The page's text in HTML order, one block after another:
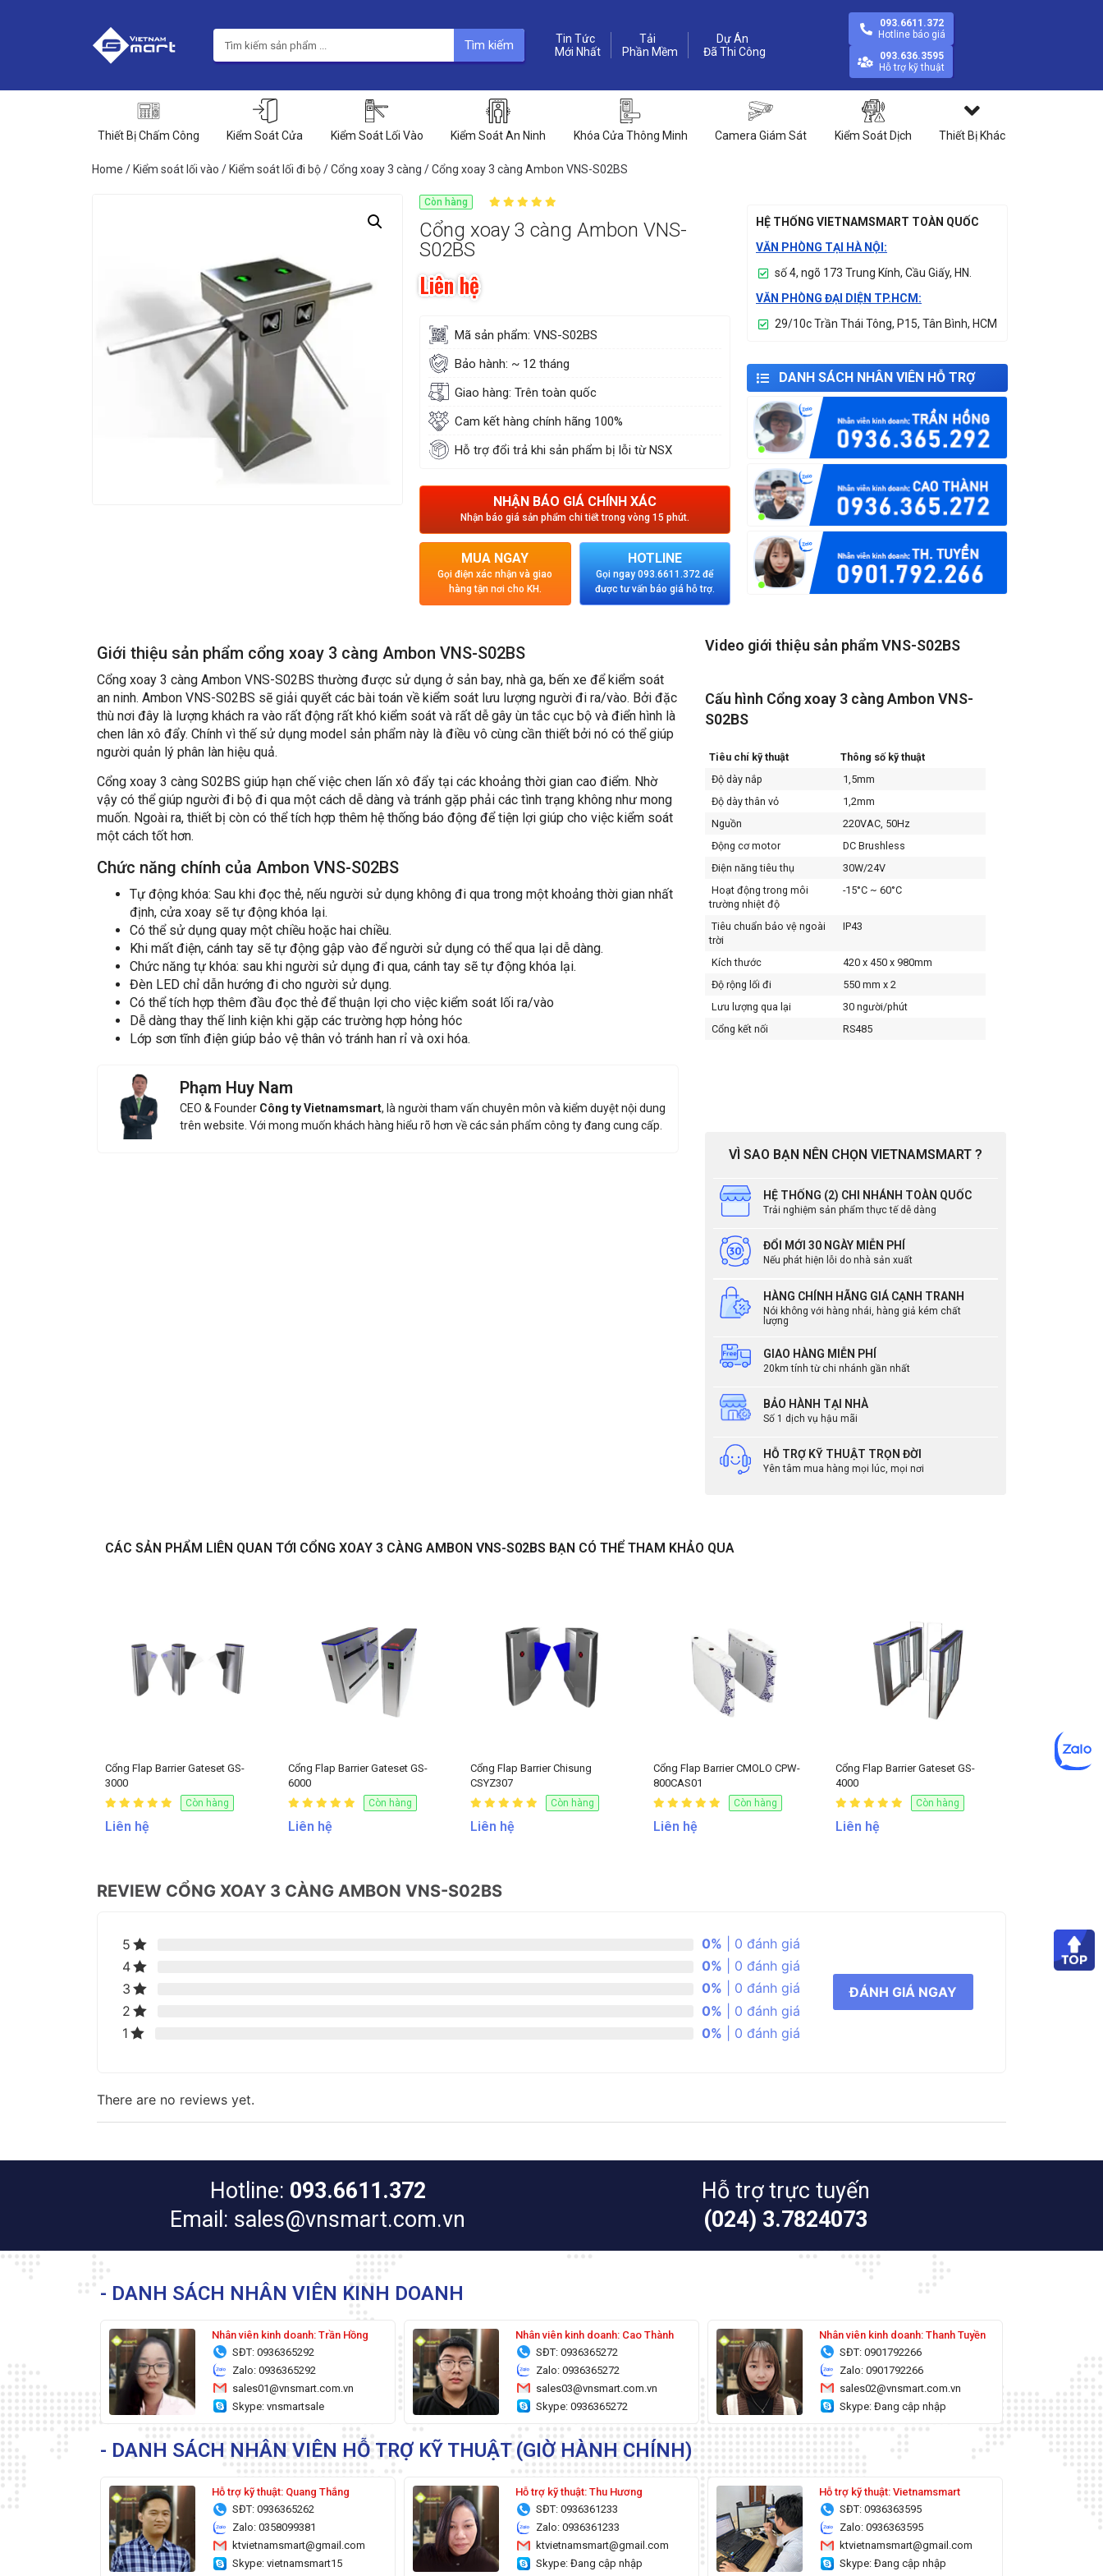
Tìm kiếm
Tin Tức
Phần Mềm
Dự Án
093.6611.372
Hotline báo giá
093.636.3595
Hỗ trợ kỹ thuật
Thiết Bị Chấm Công Kiểm Soát Cửa Kiểm Soát Lối Vào Kiểm Soát An Ninh Khóa Cửa Thông Minh Camera Giám Sát Kiểm Soát Dịch Thiết Bị Khác
Home / Kiểm soát lối vào / Kiểm soát lối đi bộ/Cổng xoay 3 càng / Cổng xoay 3 càng Ambon VNS-S02BS
Còn hàng
Cổng xoay 3 càng Ambon VNS-
S02BS
Liên hệ
Mã sản phẩm: VNS-S02BS
Bảo hành: ~ 12 tháng
Giao hàng: Trên toàn quốc
Cam kết hàng chính hãng 100%
Hỗ trợ đổi trả khi sản phẩm bị lỗi từ NSX
NHẬN BÁO GIÁ CHÍNH XÁC
Nhận báo giá sản phẩm chi tiết trong vòng 15 phút.
MUA NGAY
Gọi điện xác nhận và giao
hàng tận nơi cho KH.
HOTLINE
Gọi ngay 093.6611.372 để
được tư vấn báo giá hỗ trợ.
HỆ THỐNG VIETNAMSMART TOÀN QUỐC
VĂN PHÒNG TẠI HÀ NỘI:
số 4, ngõ 173 Trung Kính, Cầu Giấy, HN.
VĂN PHÒNG ĐẠI DIỆN TP.HCM:
29/10c Trần Thái Tông, P15, Tân Bình, HCM
DANH SÁCH NHÂN VIÊN HỖ TRỢ
Giới thiệu sản phẩm cổng xoay 3 càng Ambon VNS-S02BS
Cổng xoay 3 càng Ambon VNS-S02BS thường được sử dụng ở sản bay, nhà ga, bến xe để kiểm soát
an ninh. Ambon VNS-S02BS sẽ giải quyết các bài toán về kiểm soát lưu lượng người đi ra/vào. Bởi đặc
thù nơi đây là lượng khách ra vào rất động rất khó kiểm soát và rất dễ gây ùn tắc cục bộ và điển hình là
chen lân xô đẩy. Chính vì thế sử dụng model sản phẩm này là điều vô cùng cần thiết bởi nó có thể giúp
người quản lý phân làn hiệu quả.
Cổng xoay 3 càng S02BS giúp hạn chế việc chen lấn xô đẩy tại các khoảng thời gian cao điểm. Nhờ
vậy có thể giúp người đi bộ đi qua một cách dễ dàng và tránh gặp phải các tình trạng không như mong
muốn. Ngoài ra, thiết bị còn có thể tích hợp thêm hệ thống báo động để tiện lợi giúp cho việc kiểm soát
một cách tốt hơn.
Chức năng chính của Ambon VNS-S02BS
Tự động khóa: Sau khi đọc thẻ, nếu người sử dụng không đi qua trong một khoảng thời gian nhất
định, cửa xoay sẽ tự động khóa lại.
Có thể sử dụng quay một chiều hoặc hai chiều.
Khi mất điện, cánh tay sẽ tự động gập vào để người sử dụng có thể qua lại dễ dàng.
Chức năng tự khóa: sau khi người sử dụng đi qua, cánh tay sẽ tự động khóa lại.
Đèn LED chỉ dẫn hướng đi cho người sử dụng.
Có thể tích hợp thêm đầu đọc thẻ để thuận lợi cho việc kiểm soát lối ra/vào
Dễ dàng thay thế linh kiện khi gặp các trường hợp hỏng hóc
Lớp sơn tĩnh điện giúp bảo vệ thân vỏ tránh han rỉ và oxi hóa.
Phạm Huy Nam
CEO & Founder Công ty Vietnamsmart, là người tham vấn chuyên môn và kiểm duyệt nội dung
trên website. Với mong muốn khách hàng hiểu rõ hơn về các sản phẩm công ty đang cung cấp.
Video giới thiệu sản phẩm VNS-S02BS
Cấu hình Cổng xoay 3 càng Ambon VNS-
S02BS
Tiêu chí kỹ thuật
Thông số kỹ thuật
Độ dày nắp
1,5mm
Độ dày thân vỏ
1,2mm
Nguồn
220VAC, 50Hz
Động cơ motor
DC Brushless
Điện năng tiêu thụ
30W/24V
Hoạt động trong môi
trường nhiệt độ
-15°C ~ 60°C
Tiêu chuẩn bảo vệ ngoài
trời
IP43
Kích thước
420 x 450 x 980mm
Độ rộng lối đi
550 mm x 2
Lưu lượng qua lại
30 người/phút
Cổng kết nối
RS485
VÌ SAO BẠN NÊN CHỌN VIETNAMSMART ?
HỆ THỐNG (2) CHI NHÁNH TOÀN QUỐC
Trải nghiệm sản phẩm thực tế dễ dàng
ĐỔI MỚI 30 NGÀY MIỄN PHÍ
Nếu phát hiện lỗi do nhà sản xuất
HÀNG CHÍNH HÃNG GIÁ CẠNH TRANH
Nói không với hàng nhái, hàng giả kém chất
lượng
GIAO HÀNG MIỄN PHÍ
20km tính từ chi nhánh gần nhất
BẢO HÀNH TẠI NHÀ
Số 1 dịch vụ hậu mãi
HỖ TRỢ KỸ THUẬT TRỌN ĐỜI
Yên tâm mua hàng mọi lúc, mọi nơi
CÁC SẢN PHẨM LIÊN QUAN TỚI CỔNG XOAY 3 CÀNG AMBON VNS-S02BS BẠN CÓ THỂ THAM KHẢO QUA
Cổng Flap Barrier Gateset GS-
3000
Còn hàng
Liên hệ
Cổng Flap Barrier Gateset GS-
6000
Còn hàng
Liên hệ
Cổng Flap Barrier Chisung
CSYZ307
Còn hàng
Liên hệ
Cổng Flap Barrier CMOLO CPW-
800CAS01
Còn hàng
Liên hệ
Cổng Flap Barrier Gateset GS-
4000
Còn hàng
Liên hệ
REVIEW CỔNG XOAY 3 CÀNG AMBON VNS-S02BS
5 0% | 0 đánh giá
4
0% | 0 đánh giá
3
0% | 0 đánh giá
2
0% | 0 đánh giá
1
0% | 0 đánh giá
ĐÁNH GIÁ NGAY
There are no reviews yet.
Hotline: 093.6611.372
Email: sales@vnsmart.com.vn
Hỗ trợ trực tuyến
(024) 3.7824073
- DANH SÁCH NHÂN VIÊN KINH DOANH
Nhân viên kinh doanh: Trần Hồng
SĐT: 0936365292
Zalo: 0936365292
sales01@vnsmart.com.vn
Skype: vnsmartsale
Nhân viên kinh doanh: Cao Thành
SĐT: 0936365272
Zalo: 0936365272
sales03@vnsmart.com.vn
Skype: 0936365272
Nhân viên kinh doanh: Thanh Tuyền
SĐT: 0901792266
Zalo: 0901792266
sales02@vnsmart.com.vn
Skype: Đang cập nhập
- DANH SÁCH NHÂN VIÊN HỖ TRỢ KỸ THUẬT (GIỜ HÀNH CHÍNH)
Hỗ trợ kỹ thuật: Quang Thắng
SĐT: 0936365262
Zalo: 0358099381
ktvietnamsmart@gmail.com
Skype: vietnamsmart15
Hỗ trợ kỹ thuật: Thu Hương
SĐT: 0936361233
Zalo: 0936361233
ktvietnamsmart@gmail.com
Skype: Đang cập nhập
Hỗ trợ kỹ thuật: Vietnamsmart
SĐT: 0936363595
Zalo: 0936363595
ktvietnamsmart@gmail.com
Skype: Đang cập nhập
Liên hệ
Tôi Không dùng